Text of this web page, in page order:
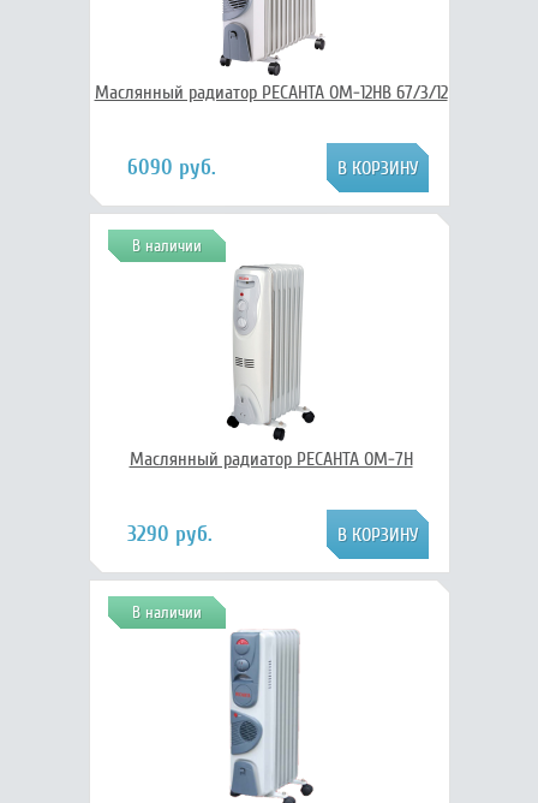
Маслянный радиатор РЕСАНТА ОМ-12НВ 67/3/12
6090 руб.
В наличии
Маслянный радиатор РЕСАНТА ОМ-7Н
3290 руб.
В наличии